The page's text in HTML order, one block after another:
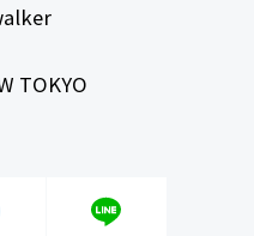
TOKYO